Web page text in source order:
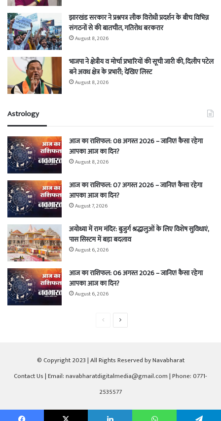
झारखंड सरकार ने प्रश्नपत्र लीक विरोधी प्रदर्शन के बीच विभिन्न
संगठनों से की बातचीत, गतिरोध बरकरार
August 8, 2026
भाजपा ने क्षेत्रीय व मोर्चा प्रभारियों की सूची जारी की, दिलीप पटेल
बने अवध क्षेत्र के प्रभारी; देखिए लिस्ट
August 8, 2026
Astrology
आज का राशिफल: 08 अगस्त 2026 – जानिए! कैसा रहेगा
आपका आज का दिन?
August 8, 2026
आज का राशिफल: 07 अगस्त 2026 – जानिए! कैसा रहेगा
आपका आज का दिन?
August 7, 2026
अयोध्या में राम मंदिर: बुजुर्ग श्रद्धालुओं के लिए विशेष सुविधाएं,
पास सिस्टम में बड़ा बदलाव
August 6, 2026
आज का राशिफल: 06 अगस्त 2026 – जानिए! कैसा रहेगा
आपका आज का दिन?
August 6, 2026
PreviousNext
© Copyright 2023 | All Rights Reserved by Navabharat
Contact Us| Email: navabharatdigitalmedia@gmail.com | Phone: 0771-
2535577